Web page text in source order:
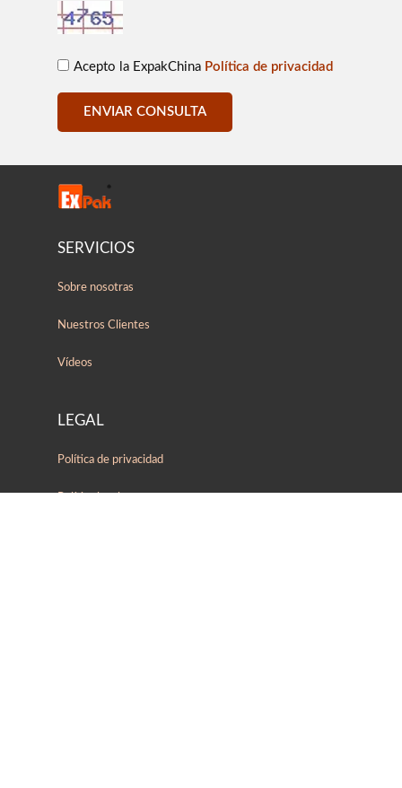
Acepto la ExpakChina Política de privacidad
ENVIAR CONSULTA
SERVICIOS
Sobre nosotras
Nuestros Clientes
Vídeos
LEGAL
Política de privacidad
Política legal